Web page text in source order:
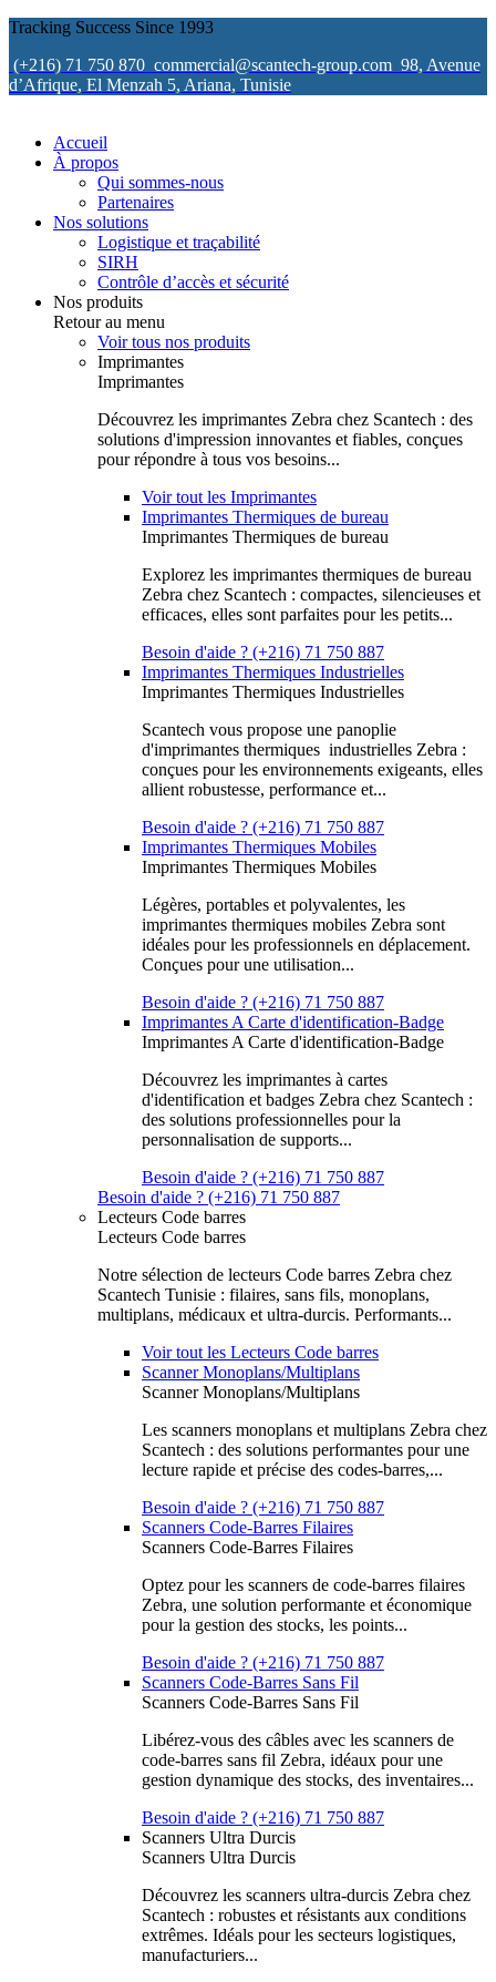
Tracking Success Since 1993
(+216) 71 750 870 commercial@scantech-group.com 98, Avenue
d’Afrique, El Menzah 5, Ariana, Tunisie
Accueil
À propos
Qui sommes-nous
Partenaires
Nos solutions
Logistique et traçabilité
SIRH
Contrôle d’accès et sécurité
Nos produits
Retour au menu
Voir tous nos produits
Imprimantes
Imprimantes
Découvrez les imprimantes Zebra chez Scantech : des
solutions d'impression innovantes et fiables, conçues
pour répondre à tous vos besoins...
Voir tout les Imprimantes
Imprimantes Thermiques de bureau
Imprimantes Thermiques de bureau
Explorez les imprimantes thermiques de bureau
Zebra chez Scantech : compactes, silencieuses et
efficaces, elles sont parfaites pour les petits...
Besoin d'aide ? (+216) 71 750 887
Imprimantes Thermiques Industrielles
Imprimantes Thermiques Industrielles
Scantech vous propose une panoplie
d'imprimantes thermiques industrielles Zebra :
conçues pour les environnements exigeants, elles
allient robustesse, performance et...
Besoin d'aide ? (+216) 71 750 887
Imprimantes Thermiques Mobiles
Imprimantes Thermiques Mobiles
Légères, portables et polyvalentes, les
imprimantes thermiques mobiles Zebra sont
idéales pour les professionnels en déplacement.
Conçues pour une utilisation...
Besoin d'aide ? (+216) 71 750 887
Imprimantes A Carte d'identification-Badge
Imprimantes A Carte d'identification-Badge
Découvrez les imprimantes à cartes
d'identification et badges Zebra chez Scantech :
des solutions professionnelles pour la
personnalisation de supports...
Besoin d'aide ? (+216) 71 750 887
Besoin d'aide ? (+216) 71 750 887
Lecteurs Code barres
Lecteurs Code barres
Notre sélection de lecteurs Code barres Zebra chez
Scantech Tunisie : filaires, sans fils, monoplans,
multiplans, médicaux et ultra-durcis. Performants...
Voir tout les Lecteurs Code barres
Scanner Monoplans/Multiplans
Scanner Monoplans/Multiplans
Les scanners monoplans et multiplans Zebra chez
Scantech : des solutions performantes pour une
lecture rapide et précise des codes-barres,...
Besoin d'aide ? (+216) 71 750 887
Scanners Code-Barres Filaires
Scanners Code-Barres Filaires
Optez pour les scanners de code-barres filaires
Zebra, une solution performante et économique
pour la gestion des stocks, les points...
Besoin d'aide ? (+216) 71 750 887
Scanners Code-Barres Sans Fil
Scanners Code-Barres Sans Fil
Libérez-vous des câbles avec les scanners de
code-barres sans fil Zebra, idéaux pour une
gestion dynamique des stocks, des inventaires...
Besoin d'aide ? (+216) 71 750 887
Scanners Ultra Durcis
Scanners Ultra Durcis
Découvrez les scanners ultra-durcis Zebra chez
Scantech : robustes et résistants aux conditions
extrêmes. Idéals pour les secteurs logistiques,
manufacturiers...